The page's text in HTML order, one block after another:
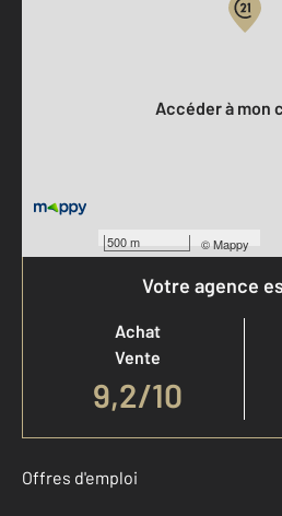
500 m ©Mappy
Accéder à mon
Votre agence
Achat
Vente
9,2/10
Offres d'emploi